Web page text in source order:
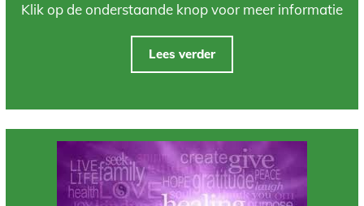
Klik op de onderstaande knop voor meer informatie
Lees verder